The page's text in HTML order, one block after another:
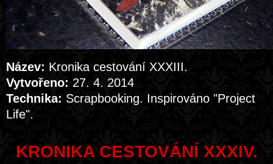
Název: Kronika cestování XXXIII.
Vytvořeno: 27. 4. 2014
Technika: Scrapbooking. Inspirováno "Project
Life".
KRONIKA CESTOVÁNÍ XXXIV.